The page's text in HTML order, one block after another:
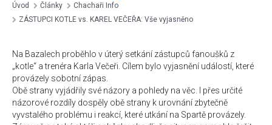
Úvod Články
Chachaři Info
ZÁSTUPCI KOTLE vs. KAREL VEČEŘA: Vše vyjasněno
Na Bazalech proběhlo v úterý setkání zástupců fanoušků z
„kotle“ a trenéra Karla Večeři. Cílem bylo vyjasnění událostí, které
provázely sobotní zápas.
Obě strany vyjádřily své názory a pohledy na věc. I přes určité
názorové rozdíly dospěly obě strany k urovnání zbytečně
vyvstalého problému i reakcí, které utkání na Spartě provázely.